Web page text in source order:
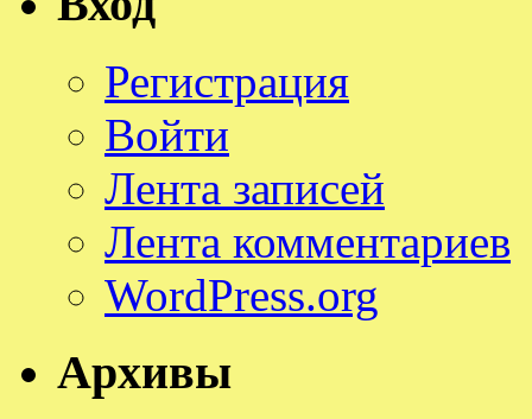
Регистрация
Войти
Лента записей
Лента комментариев
WordPress.org
Архивы